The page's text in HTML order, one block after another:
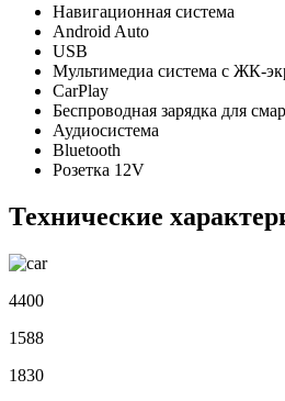
Навигационная система
Android Auto
USB
Мультимедиа система с ЖК-
CarPlay
Беспроводная зарядка для
Аудиосистема
Bluetooth
Розетка 12V
Технические
4400
1588
1830